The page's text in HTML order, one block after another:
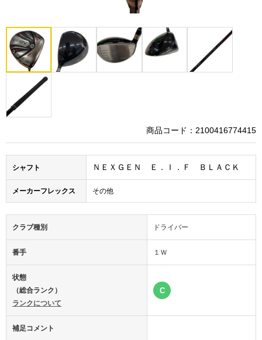
商品コード：2100416774415
シャフト ＮＥＸＧＥＮ Ｅ．Ｉ．Ｆ ＢＬＡＣＫ
メーカーフレックス その他
クラブ種別 ドライバー
番手 １Ｗ
状態
（総合ランク）
ランクについて
C
補足コメント